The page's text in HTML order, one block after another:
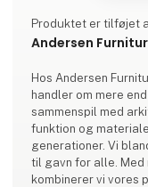
Produktet er tilføjet
Andersen
Hos Andersen
handler om mere
sammenspil med
funktion og
generationer. Vi
til gavn for alle. Med
kombinerer vi vores